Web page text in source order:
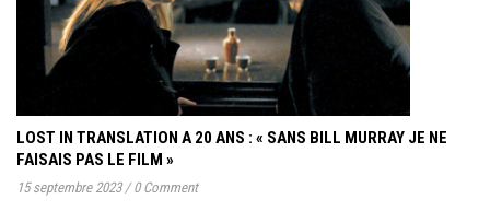
LOST IN TRANSLATION A 20 ANS : « SANS BILL MURRAY JE NE
FAISAIS PAS LE FILM »
15 septembre 2023 / 0 Comment